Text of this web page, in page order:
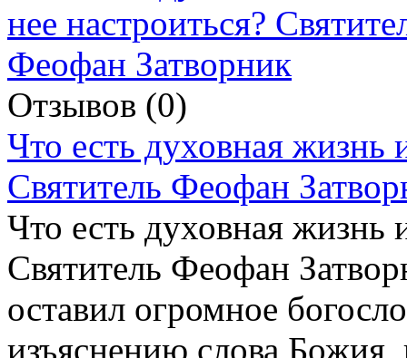
Отзывов (0)
Что есть духовная жизнь
Святитель Феофан
Что есть духовная жизнь
Святитель Феофан
оставил огромное
изъяснению слова